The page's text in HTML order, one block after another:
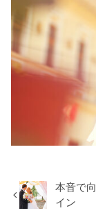
本音で
イン